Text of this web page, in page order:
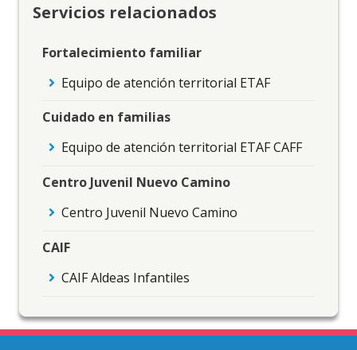
Servicios relacionados
Fortalecimiento familiar
Equipo de atención territorial ETAF
Cuidado en familias
Equipo de atención territorial ETAF CAFF
Centro Juvenil Nuevo Camino
Centro Juvenil Nuevo Camino
CAIF
CAIF Aldeas Infantiles